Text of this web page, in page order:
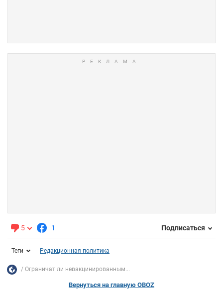
5 1 Подписаться
Теги Редакционная политика
Ограничат ли невакцинированным...
Вернуться на главную OBOZ